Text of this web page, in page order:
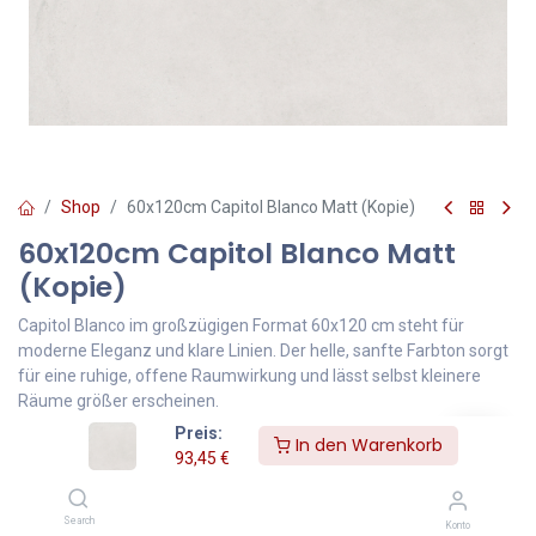
Preis:
93,45 €
In den Warenkorb
Search Konto
Shop 60x120cm Capitol Blanco Matt (Kopie)
60x120cm Capitol Blanco Matt
(Kopie)
Capitol Blanco im großzügigen Format 60x120 cm steht für
moderne Eleganz und klare Linien. Der helle, sanfte Farbton sorgt
für eine ruhige, offene Raumwirkung und lässt selbst kleinere
Räume größer erscheinen.
Die dezente, natürliche Struktur verleiht der Oberfläche Tiefe,
ohne aufdringlich zu wirken. Ideal für Wohnbereiche, Küchen,
Bäder oder auch gewerbliche Flächen.
Dank des rechteckigen Formats entstehen weniger Fugen und ein